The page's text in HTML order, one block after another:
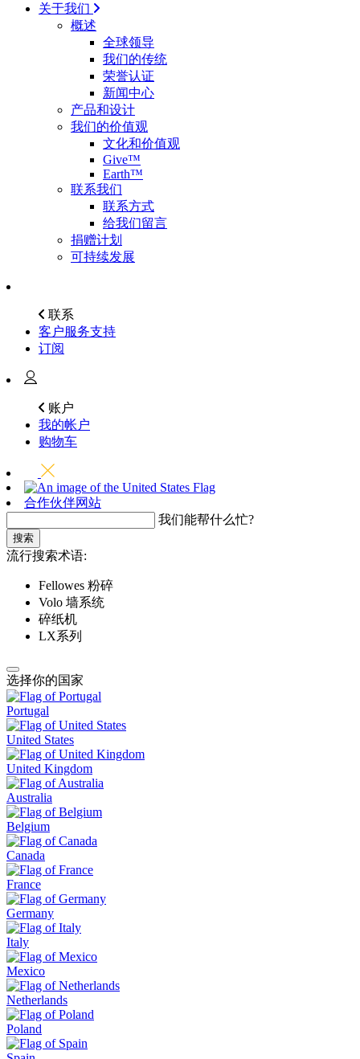
关于我们
概述
全球领导
我们的传统
荣誉认证
新闻中心
产品和设计
我们的价值观
文化和价值观
Give™
Earth™
联系我们
联系方式
给我们留言
捐赠计划
可持续发展
联系
客户服务支持
订阅
账户
我的帐户
购物车
合作伙伴网站
我们能帮什么忙?
搜索
流行搜索术语:
Fellowes 粉碎
Volo 墙系统
碎纸机
LX系列
选择你的国家
Portugal
United States
United Kingdom
Australia
Belgium
Canada
France
Germany
Italy
Mexico
Netherlands
Poland